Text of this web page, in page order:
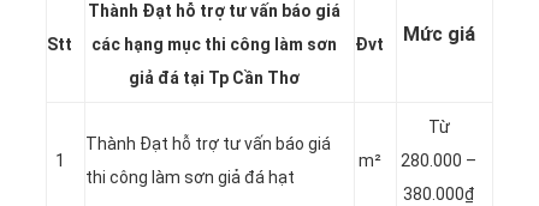
Stt
Thành Đạt hỗ trợ tư vấn báo giá
các hạng mục thi công làm sơn
giả đá tại Tp Cần Thơ
Đvt Mức giá
1
Thành Đạt hỗ trợ tư vấn báo giá
thi công làm sơn giả đá hạt
m²
Từ
280.000 –
380.000₫